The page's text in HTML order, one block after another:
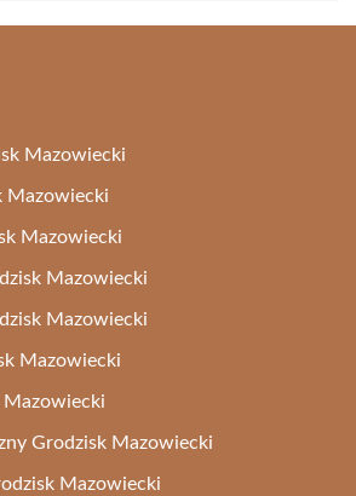
Mazowiecki
Mazowiecki
Mazowiecki
Mazowiecki
Mazowiecki
Mazowiecki
Mazowiecki
Grodzisk Mazowiecki
Mazowiecki